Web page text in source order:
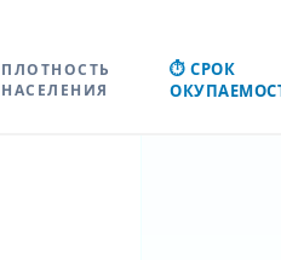
ПЛОТНОСТЬ
НАСЕЛЕНИЯ
⏱️ СРОК